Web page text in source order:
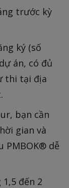
trước kỳ
ký (số
án, có đủ
thi tại địa
bạn cần
gian và
PMBOK® dễ
đến 2